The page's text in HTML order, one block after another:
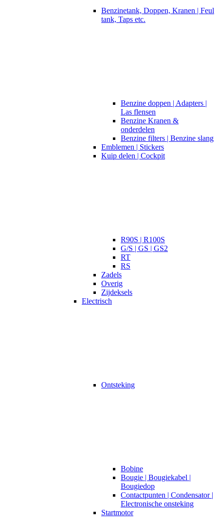
Benzinetank, Doppen, Kranen | Feul
tank, Taps etc.
Benzine doppen | Adapters |
Las flensen
Benzine Kranen &
onderdelen
Benzine filters | Benzine slang
Emblemen | Stickers
Kuip delen | Cockpit
R90S | R100S
G/S | GS | GS2
RT
RS
Zadels
Overig
Zijdeksels
Electrisch
Ontsteking
Bobine
Bougie | Bougiekabel |
Bougiedop
Contactpunten | Condensator |
Electronische onsteking
Startmotor